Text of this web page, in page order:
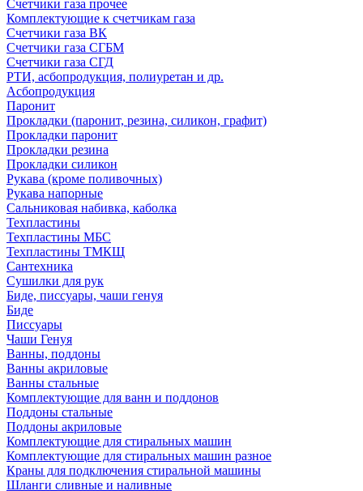
Счетчики газа прочее
Комплектующие к счетчикам газа
Счетчики газа ВК
Счетчики газа СГБМ
Счетчики газа СГД
РТИ, асбопродукция, полиуретан и др.
Асбопродукция
Паронит
Прокладки (паронит, резина, силикон, графит)
Прокладки паронит
Прокладки резина
Прокладки силикон
Рукава (кроме поливочных)
Рукава напорные
Сальниковая набивка, каболка
Техпластины
Техпластины МБС
Техпластины ТМКЩ
Сантехника
Сушилки для рук
Биде, писсуары, чаши генуя
Биде
Писсуары
Чаши Генуя
Ванны, поддоны
Ванны акриловые
Ванны стальные
Комплектующие для ванн и поддонов
Поддоны стальные
Поддоны акриловые
Комплектующие для стиральных машин
Комплектующие для стиральных машин разное
Краны для подключения стиральной машины
Шланги сливные и наливные